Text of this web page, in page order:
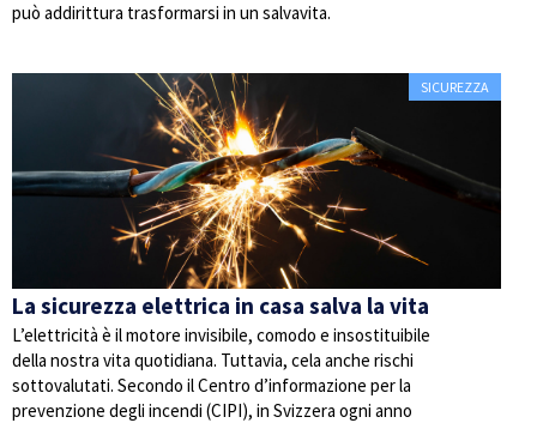
può addirittura trasformarsi in un salvavita.
SICUREZZA
La sicurezza elettrica in casa salva la vita
L’elettricità è il motore invisibile, comodo e insostituibile
della nostra vita quotidiana. Tuttavia, cela anche rischi
sottovalutati. Secondo il Centro d’informazione per la
prevenzione degli incendi (CIPI), in Svizzera ogni anno